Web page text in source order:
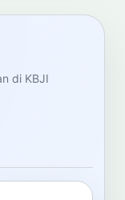
Indonesia saat
di KBJI